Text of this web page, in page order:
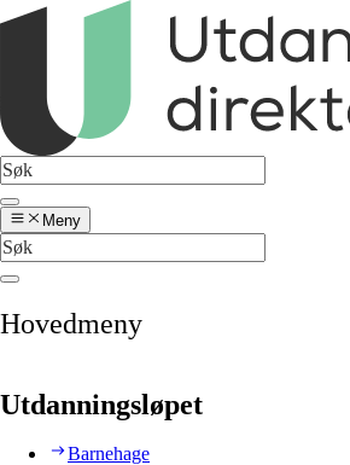
Meny
Hovedmeny
Utdanningsløpet
Barnehage